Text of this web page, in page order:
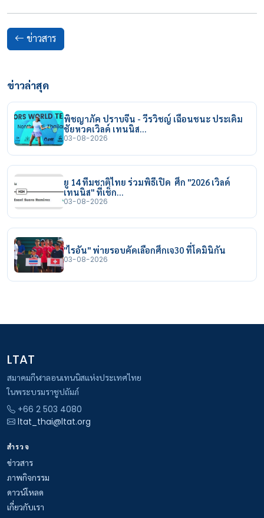
ข่าวสาร
ข่าวล่าสุด
พิชญาภัค ปราบจีน - วีรวิชญ์ เฉือนชนะ ประเดิม
ชัยหวดเวิลด์ เทนนิส…
03-08-2026
ยู 14 ทีมชาติไทย ร่วมพิธีเปิด ศึก "2026 เวิลด์
เทนนิส" ที่เช็ก…
03-08-2026
"ไรอัน" พ่ายรอบคัดเลือกศึกเจ30 ที่โดมินิกัน
03-08-2026
LTAT
สมาคมกีฬาลอนเทนนิสแห่งประเทศไทย
ในพระบรมราชูปถัมภ์
+66 2 503 4080
ltat_thai@ltat.org
สำรวจ
ข่าวสาร
ภาพกิจกรรม
ดาวน์โหลด
เกี่ยวกับเรา